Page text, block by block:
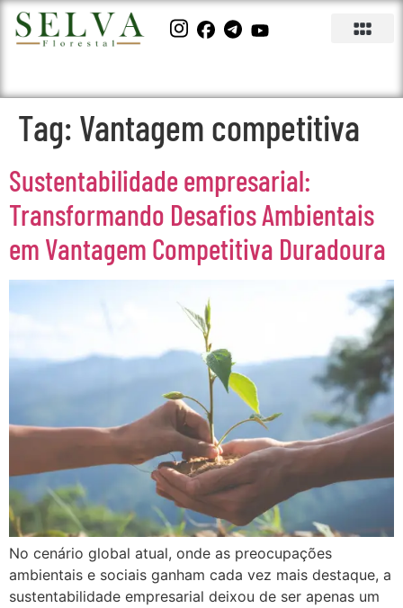
Tag: Vantagem competitiva
Sustentabilidade empresarial:
Transformando Desafios Ambientais
em Vantagem Competitiva Duradoura
No cenário global atual, onde as preocupações
ambientais e sociais ganham cada vez mais destaque, a
sustentabilidade empresarial deixou de ser apenas um